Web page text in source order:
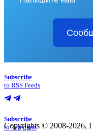
Subscribe
to RSS Feeds
Subscribe
to Telegram
Copyrights © 2008-2026,